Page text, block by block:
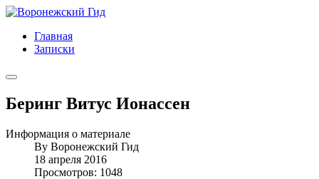
Главная
Записки
Беринг Витус Ионассен
Информация о материале
By Воронежский Гид
18 апреля 2016
Просмотров: 1048